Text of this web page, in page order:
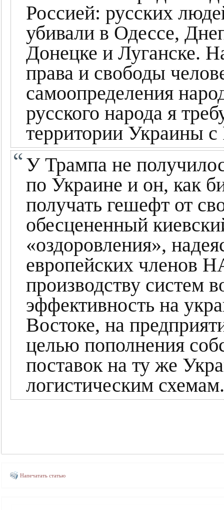
Россией: русских
убивали в Одессе,
Донецке и Луганске.
права и свободы
самоопределения
русского народа я
территории Украины с
У Трампа не
по Украине и он, как
получать гешефт от
обесцененный
«оздоровления»,
европейских членов
производству систем
эффективность на
Востоке, на
целью пополнения
поставок на ту же
логистическим схемам.
Напечатать статью